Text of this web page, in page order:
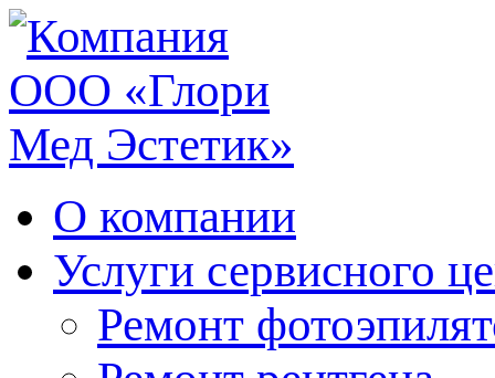
О компании
Услуги сервисного
Ремонт